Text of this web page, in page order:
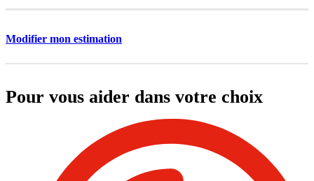
Modifier mon estimation
Pour vous aider dans votre choix